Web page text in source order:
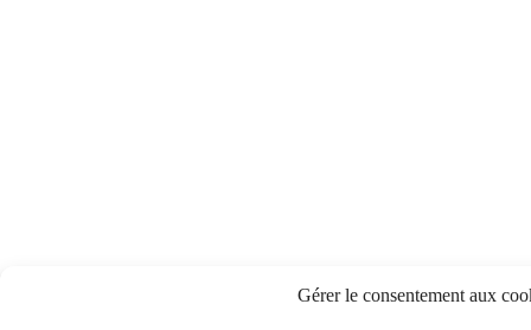
Gérer le consentement aux